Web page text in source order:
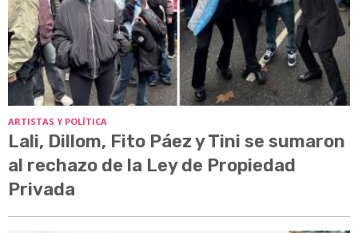
ARTISTAS Y POLÍTICA
Lali, Dillom, Fito Páez y Tini se sumaron
al rechazo de la Ley de Propiedad
Privada